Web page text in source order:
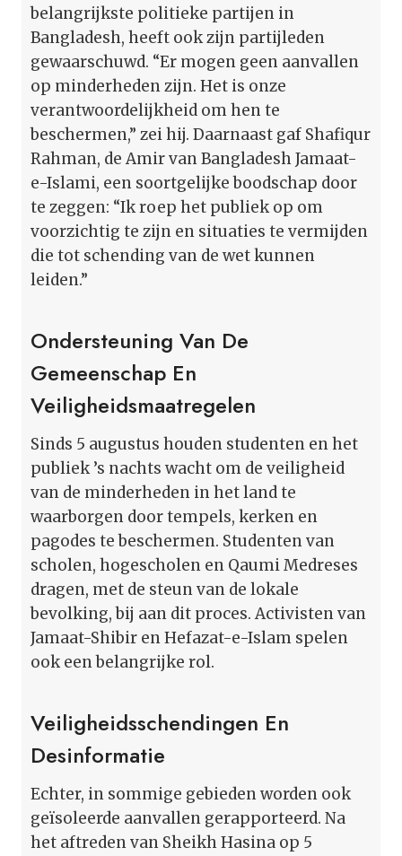
belangrijkste politieke partijen in
Bangladesh, heeft ook zijn partijleden
gewaarschuwd. “Er mogen geen aanvallen
op minderheden zijn. Het is onze
verantwoordelijkheid om hen te
beschermen,” zei hij. Daarnaast gaf Shafiqur
Rahman, de Amir van Bangladesh Jamaat-
e-Islami, een soortgelijke boodschap door
te zeggen: “Ik roep het publiek op om
voorzichtig te zijn en situaties te vermijden
die tot schending van de wet kunnen
leiden.”
Ondersteuning Van De
Gemeenschap En
Veiligheidsmaatregelen
Sinds 5 augustus houden studenten en het
publiek ’s nachts wacht om de veiligheid
van de minderheden in het land te
waarborgen door tempels, kerken en
pagodes te beschermen. Studenten van
scholen, hogescholen en Qaumi Medreses
dragen, met de steun van de lokale
bevolking, bij aan dit proces. Activisten van
Jamaat-Shibir en Hefazat-e-Islam spelen
ook een belangrijke rol.
Veiligheidsschendingen En
Desinformatie
Echter, in sommige gebieden worden ook
geïsoleerde aanvallen gerapporteerd. Na
het aftreden van Sheikh Hasina op 5